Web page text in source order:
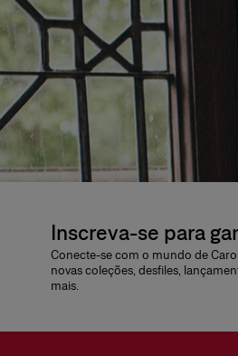
Inscreva-se para
Conecte-se com o mundo de
novas coleções, desfiles,
mais.